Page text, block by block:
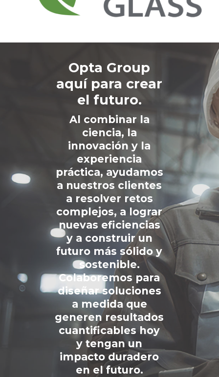
Opta Group
aquí para crear
el futuro.
Al combinar la
ciencia, la
innovación y la
experiencia
práctica, ayudamos
a nuestros clientes
a resolver retos
complejos, a lograr
nuevas eficiencias
y a construir un
futuro más sólido y
sostenible.
Colaboremos para
diseñar soluciones
a medida que
generen resultados
cuantificables hoy
y tengan un
impacto duradero
en el futuro.